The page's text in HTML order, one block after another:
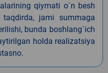
qiymati o`n besh
jami summaga
bunda boshlang`ich
holda realizatsiya